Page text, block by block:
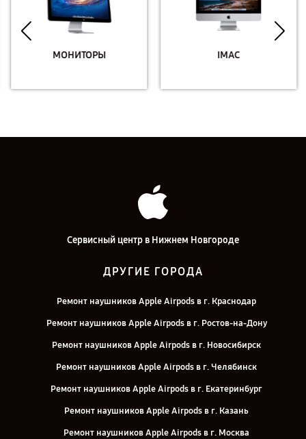
МОНИТОРЫ IMAC
Сервисный центр в Нижнем Новгороде
ДРУГИЕ ГОРОДА
Ремонт наушников Apple Airpods в г. Краснодар
Ремонт наушников Apple Airpods в г. Ростов-на-Дону
Ремонт наушников Apple Airpods в г. Новосибирск
Ремонт наушников Apple Airpods в г. Челябинск
Ремонт наушников Apple Airpods в г. Екатеринбург
Ремонт наушников Apple Airpods в г. Казань
Ремонт наушников Apple Airpods в г. Москва